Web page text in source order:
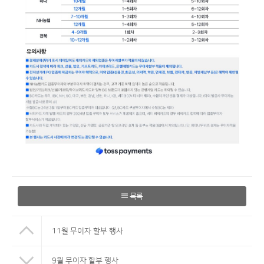
목록
11월 무이자 할부 행사
9월 무이자 할부 행사